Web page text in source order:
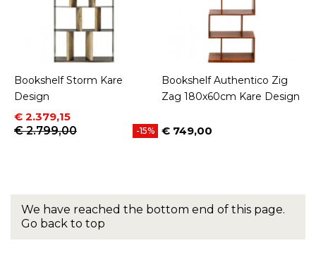
Bookshelf Storm Kare
Design
Prijs
€ 2.379,15
Normale prijs
€ 2.799,00
-15%
Bookshelf Authentico Zig
Zag 180x60cm Kare Design
Prijs
€ 749,00
We have reached the bottom end of this page.
Go back to top